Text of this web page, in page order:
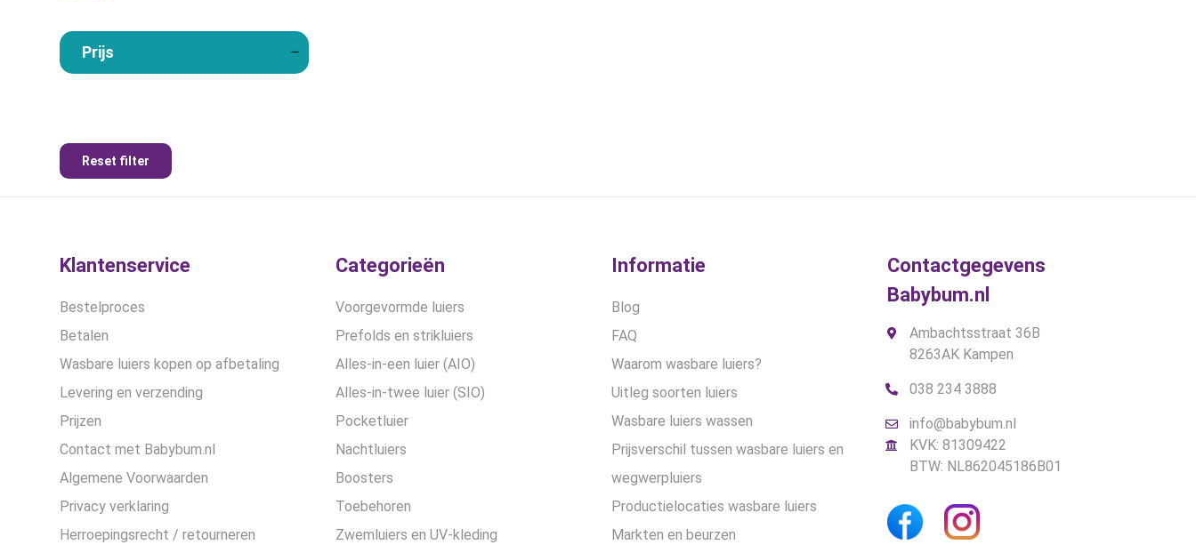
Prijs
Reset filter
Klantenservice
Bestelproces
Betalen
Wasbare luiers kopen op afbetaling
Levering en verzending
Prijzen
Contact met Babybum.nl
Algemene Voorwaarden
Privacy verklaring
Herroepingsrecht / retourneren
Categorieën
Voorgevormde luiers
Prefolds en strikluiers
Alles-in-een luier (AIO)
Alles-in-twee luier (SIO)
Pocketluier
Nachtluiers
Boosters
Toebehoren
Zwemluiers en UV-kleding
Informatie
Blog
FAQ
Waarom wasbare luiers?
Uitleg soorten luiers
Wasbare luiers wassen
Prijsverschil tussen wasbare luiers en
wegwerpluiers
Productielocaties wasbare luiers
Markten en beurzen
Contactgegevens
Babybum.nl
Ambachtsstraat 36B
8263AK Kampen
038 234 3888
info@babybum.nl
KVK: 81309422
BTW: NL862045186B01